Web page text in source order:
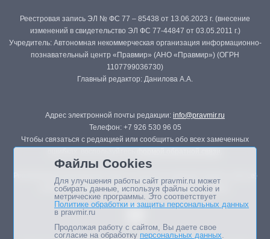
Реестровая запись ЭЛ № ФС 77 – 85438 от 13.06.2023 г. (внесение
изменений в свидетельство ЭЛ ФС 77-44847 от 03.05.2011 г.)
Учредитель: Автономная некоммерческая организация информационно-
познавательный центр «Правмир» (АНО «Правмир») (ОГРН
1107799036730)
Главный редактор: Данилова А.А.
Адрес электронной почты редакции: info@pravmir.ru
Телефон: +7 926 530 96 05
Чтобы связаться с редакцией или сообщить обо всех замеченных
Републикация материалов сайта в печатных изданиях (книгах, прессе)
возможна только с письменного разрешения редакции.
Файлы Cookies
Для улучшения работы сайт pravmir.ru может
собирать данные, используя файлы cookie и
метрические программы. Это соответствует
Политике обработки и защиты персональных данных
в pravmir.ru
Продолжая работу с сайтом, Вы даете свое
согласие на обработку персональных данных.